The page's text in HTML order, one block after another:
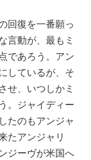
回復を一番願っ
言動が、最もミ
であろう。アン
しているが、そ
せ、いつしかミ
。ジャイディー
たのもアンジャ
たアンジャリ
ジーヴが米国へ